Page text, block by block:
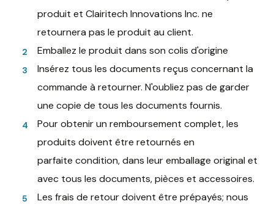
produit et Clairitech Innovations Inc. ne
retournera pas le produit au client.
Emballez le produit dans son colis d'origine
Insérez tous les documents reçus concernant la
commande à retourner. N'oubliez pas de garder
une copie de tous les documents fournis.
Pour obtenir un remboursement complet, les
produits doivent être retournés en
parfaite condition, dans leur emballage original et
avec tous les documents, pièces et accessoires.
Les frais de retour doivent être prépayés; nous